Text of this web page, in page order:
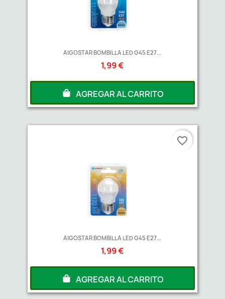
AIGOSTAR BOMBILLA LED G45 E27...
1,99 €
AGREGAR AL CARRITO
AIGOSTAR BOMBILLA LED G45 E27...
1,99 €
AGREGAR AL CARRITO
favorite_border